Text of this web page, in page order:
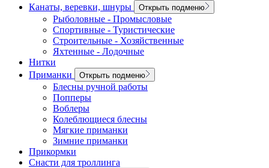
Канаты, веревки, шнуры
Открыть подменю
Рыболовные - Промысловые
Спортивные - Туристические
Строительные - Хозяйственные
Яхтенные - Лодочные
Нитки
Приманки
Открыть подменю
Блесны ручной работы
Попперы
Воблеры
Колеблющиеся блесны
Мягкие приманки
Зимние приманки
Прикормки
Снасти для троллинга